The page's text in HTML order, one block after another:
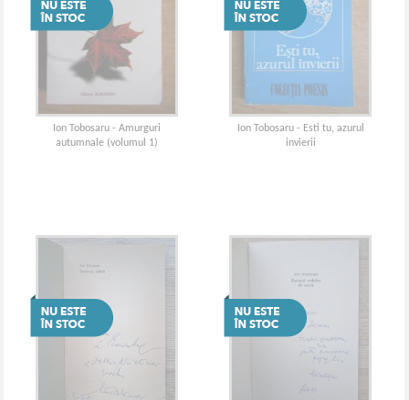
Ion Tobosaru - Amurguri
autumnale (volumul 1)
Ion Tobosaru - Esti tu, azurul
invierii